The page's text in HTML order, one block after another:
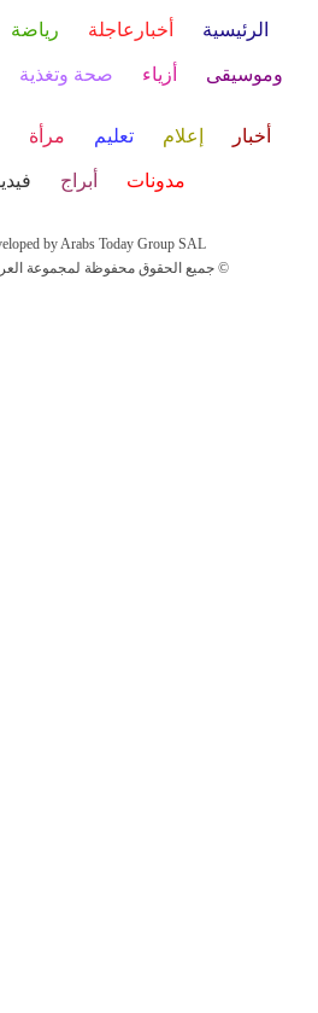
الرئيسية أخبارعاجلة رياضة
وموسيقى أزياء صحة وتغذية
أخبار إعلام تعليم مرأة
مدونات أبراج
by Arabs Today Group SAL
جميع الحقوق محفوظة لمجموعة العرب اليوم الاعلامية 2025 ©